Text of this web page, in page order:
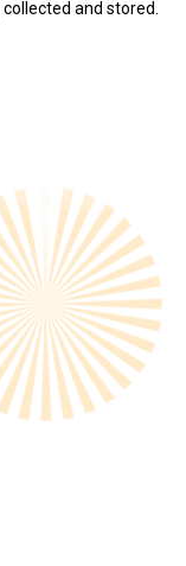
and stored.